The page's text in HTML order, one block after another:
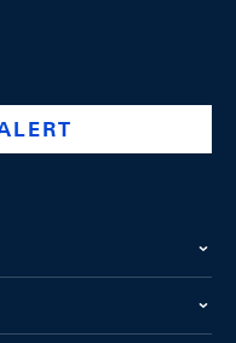
swiss-national-
@swissnationalbank